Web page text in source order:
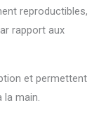
reproductibles,
rapport aux
et permettent
la main.